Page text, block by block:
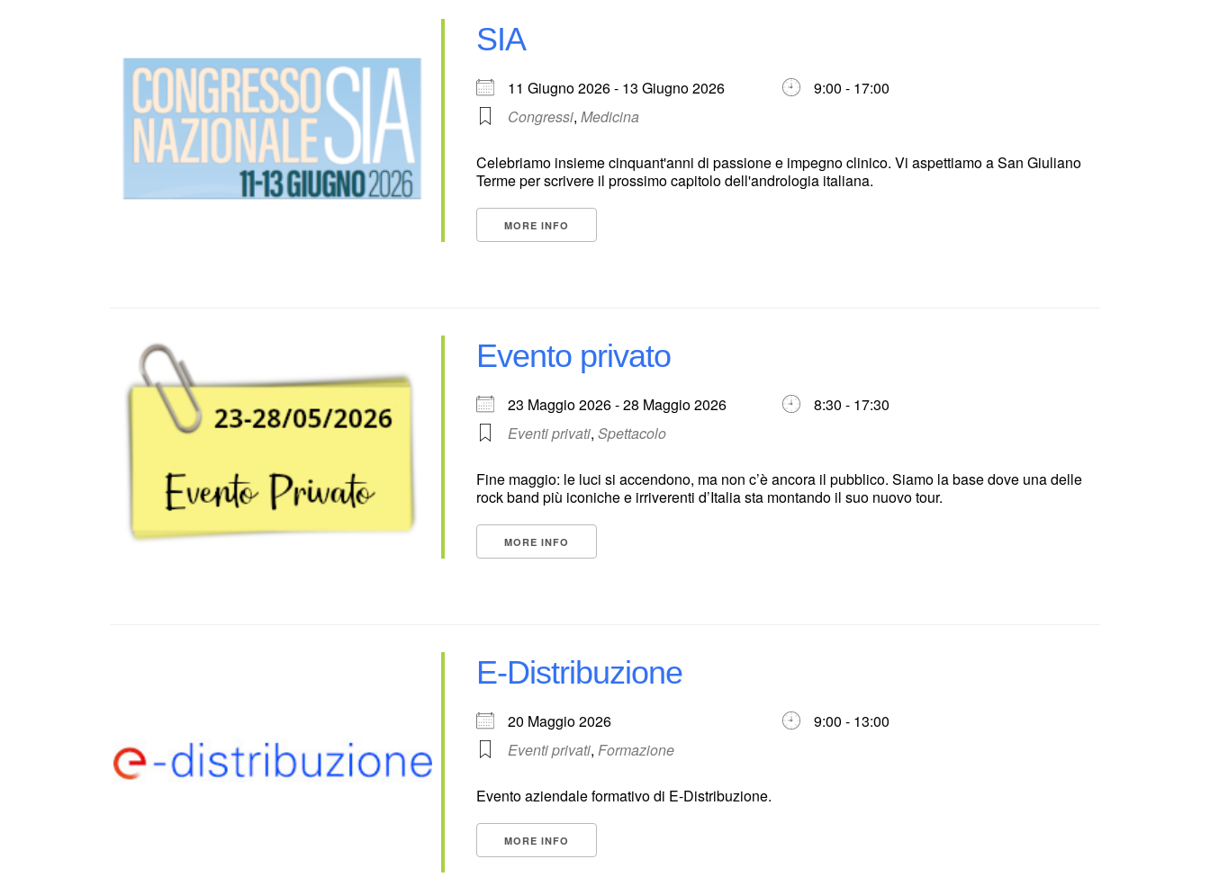
SIA
11 Giugno 2026 - 13 Giugno 2026
9:00 - 17:00
Congressi, Medicina
Celebriamo insieme cinquant'anni di passione e impegno clinico. Vi aspettiamo a San Giuliano
Terme per scrivere il prossimo capitolo dell'andrologia italiana.
MORE INFO
Evento privato
23 Maggio 2026 - 28 Maggio 2026
8:30 - 17:30
Eventi privati, Spettacolo
Fine maggio: le luci si accendono, ma non c’è ancora il pubblico. Siamo la base dove una delle
rock band più iconiche e irriverenti d’Italia sta montando il suo nuovo tour.
MORE INFO
E-Distribuzione
20 Maggio 2026
9:00 - 13:00
Eventi privati, Formazione
Evento aziendale formativo di E-Distribuzione.
MORE INFO